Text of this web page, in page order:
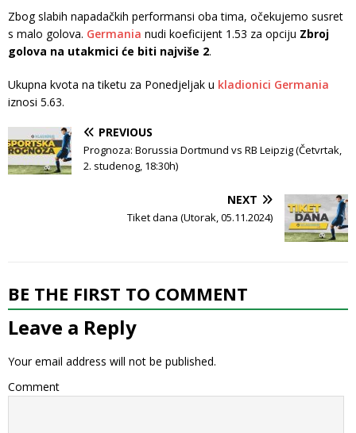
Zbog slabih napadačkih performansi oba tima, očekujemo susret
s malo golova. Germania nudi koeficijent 1.53 za opciju Zbroj
golova na utakmici će biti najviše 2.
Ukupna kvota na tiketu za Ponedjeljak u kladionici Germania
iznosi 5.63.
PREVIOUS
Prognoza: Borussia Dortmund vs RB Leipzig (Četvrtak,
2. studenog, 18:30h)
NEXT
Tiket dana (Utorak, 05.11.2024)
BE THE FIRST TO COMMENT
Leave a Reply
Your email address will not be published.
Comment